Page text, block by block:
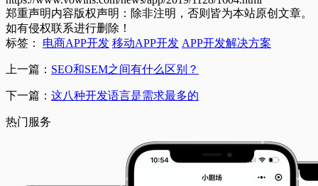
郑重声明内容版权声明：除非注明，否则皆为本站原创文章。
如有侵权联系进行删除！
标签：
电商APP开发 移动APP开发 APP开发解决方案
上一篇： SEO和SEM之间有什么区别？
下一篇： 这八种开发语言是需求最多的
热门服务